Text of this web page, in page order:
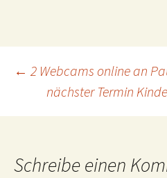
← 2 Webcams online an
nächster Termin
Schreibe einen